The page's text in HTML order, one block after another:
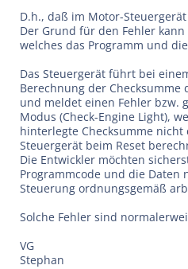
D.h., daß im Motor-
Der Grund für den Fehler kann
welches das Programm und
Das Steuergerät führt bei
Berechnung der Checksumme
und meldet einen Fehler bzw.
Modus (Check-Engine Light),
hinterlegte Checksumme
Steuergerät beim Reset
Die Entwickler möchten
Programmcode und die
Steuerung ordnungsgemäß
Solche Fehler sind
VG
Stephan